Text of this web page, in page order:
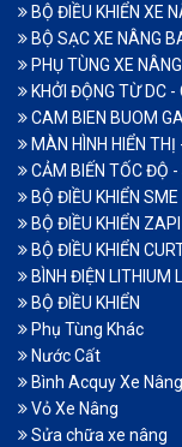
BỘ ĐIỀU KHIỂN XE
BỘ SẠC XE NÂNG
PHỤ TÙNG XE
KHỞI ĐỘNG TỪ DC
CAM BIEN BUOM
MÀN HÌNH HIỂN THỊ
CẢM BIẾN TỐC ĐỘ -
BỘ ĐIỀU KHIỂN
BỘ ĐIỀU KHIỂN
BỘ ĐIỀU KHIỂN
BÌNH ĐIỆN LITHIUM
BỘ ĐIỀU KHIỂN
Phụ Tùng Khác
Nước Cất
Bình Acquy Xe
Vỏ Xe Nâng
Sửa chữa xe nâng